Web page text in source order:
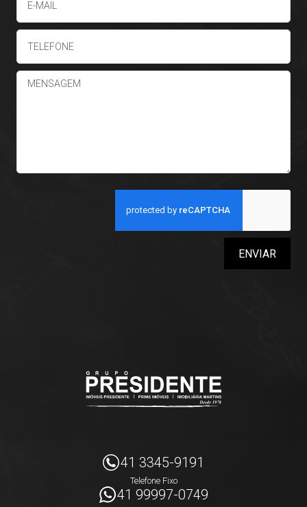
ENVIAR
41 3345-9191
Telefone Fixo
41 99997-0749